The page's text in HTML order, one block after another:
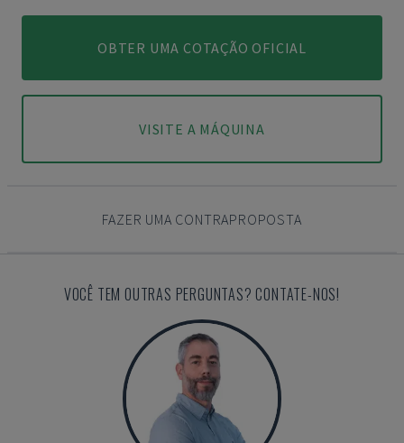
OBTER UMA COTAÇÃO OFICIAL
VISITE A MÁQUINA
FAZER UMA CONTRAPROPOSTA
VOCÊ TEM OUTRAS PERGUNTAS? CONTATE-NOS!